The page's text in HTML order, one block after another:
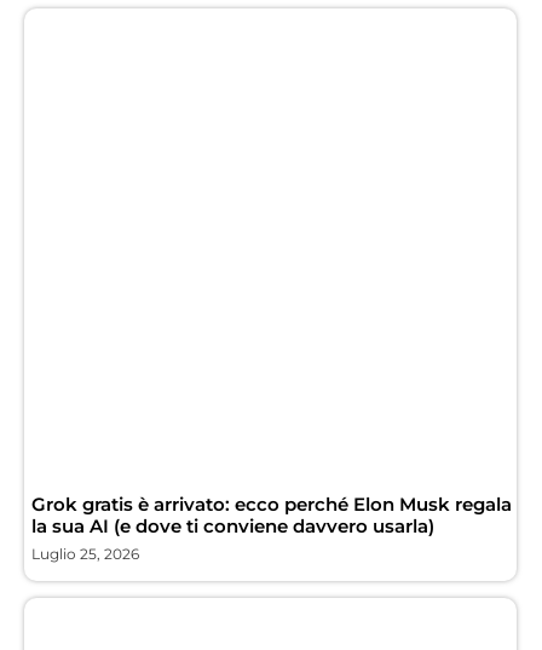
Grok gratis è arrivato: ecco perché Elon Musk regala
la sua AI (e dove ti conviene davvero usarla)
Luglio 25, 2026